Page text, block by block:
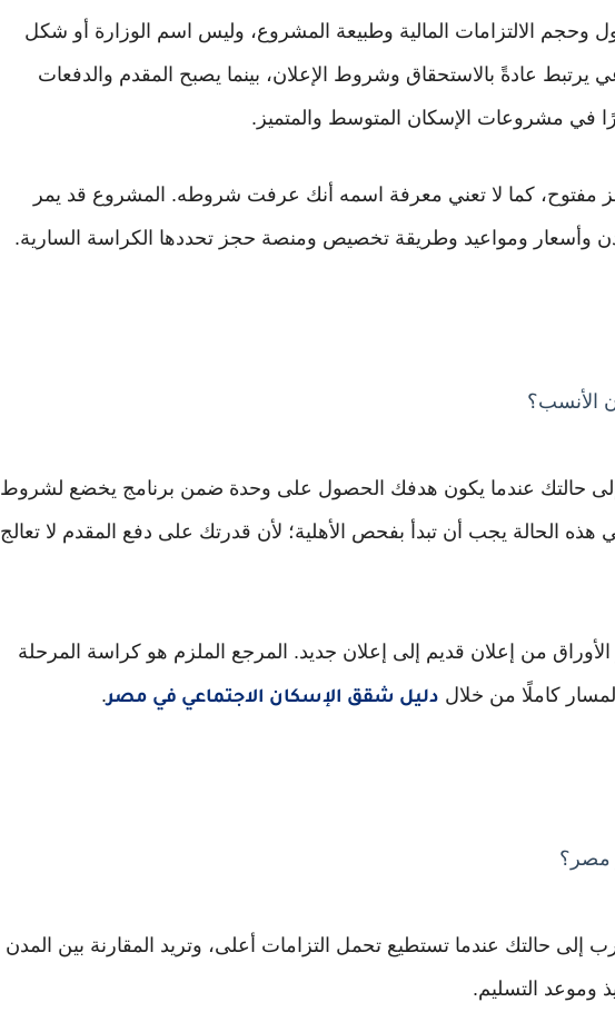
وحجم الالتزامات المالية وطبيعة المشروع، وليس اسم الوزارة أو شكل
يرتبط عادةً بالاستحقاق وشروط الإعلان، بينما يصبح المقدم والدفعات
في مشروعات الإسكان المتوسط والمتميز.
مفتوح، كما لا تعني معرفة اسمه أنك عرفت شروطه. المشروع قد يمر
وأسعار ومواعيد وطريقة تخصيص ومنصة حجز تحددها الكراسة السارية.
الأنسب؟
إلى حالتك عندما يكون هدفك الحصول على وحدة ضمن برنامج يخضع لشروط
الحالة يجب أن تبدأ بفحص الأهلية؛ لأن قدرتك على دفع المقدم لا تعالج
من إعلان قديم إلى إعلان جديد. المرجع الملزم هو كراسة المرحلة
كاملًا من خلال دليل شقق الإسكان الاجتماعي في مصر.
مصر؟
حالتك عندما تستطيع تحمل التزامات أعلى، وتريد المقارنة بين المدن
وموعد التسليم.